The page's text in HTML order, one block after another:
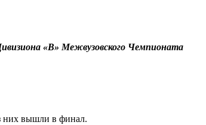
«В» Межвузовского Чемпионата
них вышли в финал.